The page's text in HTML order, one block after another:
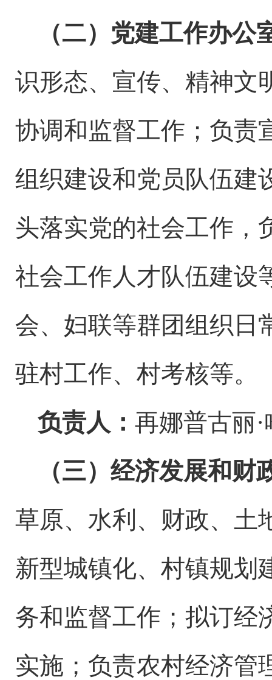
（二）党建工作办公
识形态、 宣传、 精神文
协调和监督工作 ； 负责
组织建设和党员队伍建
头落实党的社会工作，
社会工作人才队伍建设
会、妇联等群团组织日
驻村工作、村考核等。
负责人：再娜普古丽·
（三）经济发展和财
草原、 水利、财政、土
新型城镇化、 村镇规划
务和监督工作 ； 拟订经
实施 ； 负责农村经济管